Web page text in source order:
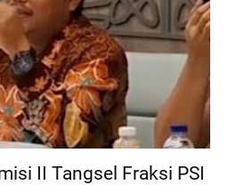
II Tangsel Fraksi PSI